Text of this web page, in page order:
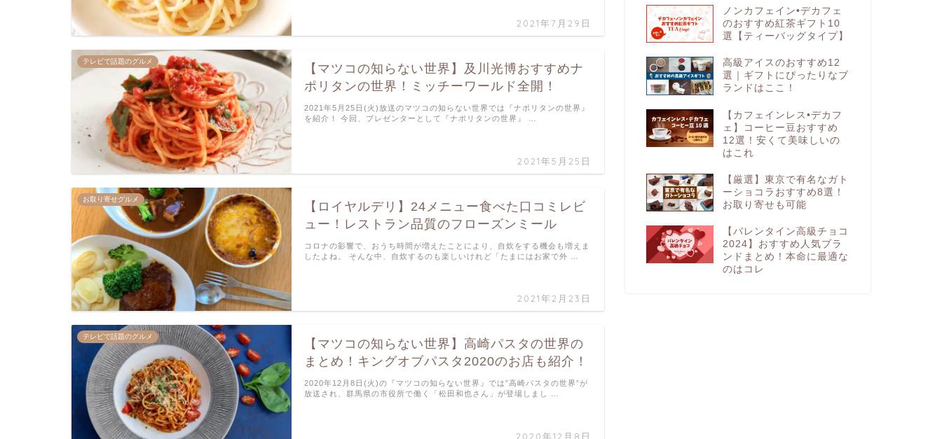
2021年7月29日
テレビで話題のグルメ
【マツコの知らない世界】及川光博おすすめナ
ポリタンの世界！ミッチーワールド全開！
2021年5月25日
2021年5月25日(火)放送のマツコの知らない世界では『ナポリタンの世界』
を紹介！ 今回、プレゼンターとして『ナポリタンの世界』 …
お取り寄せグルメ
【ロイヤルデリ】24メニュー食べた口コミレビ
ュー！レストラン品質のフローズンミール
2021年2月23日
コロナの影響で、おうち時間が増えたことにより、自炊をする機会も増えま
したよね。 そんな中、自炊するのも楽しいけれど「たまにはお家で外 …
テレビで話題のグルメ
【マツコの知らない世界】高崎パスタの世界の
まとめ！キングオブパスタ2020のお店も紹介！
2020年12月8日
2020年12月8日(火)の『マツコの知らない世界』では”高崎パスタの世界”が
放送され、群馬県の市役所で働く「松田和也さん」が登場しまし …
ノンカフェイン•デカフェ
のおすすめ紅茶ギフト10
選【ティーバッグタイプ】
高級アイスのおすすめ12
選｜ギフトにぴったりなブ
ランドはここ！
【カフェインレス•デカフ
ェ】コーヒー豆おすすめ
12選！安くて美味しいの
はこれ
【厳選】東京で有名なガト
ーショコラおすすめ8選！
お取り寄せも可能
【バレンタイン高級チョコ
2024】おすすめ人気ブラ
ンドまとめ！本命に最適な
のはコレ